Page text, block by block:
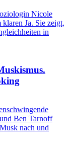
Nicole
Ja. Sie zeigt,
in
Ben Tarnoff
nach und